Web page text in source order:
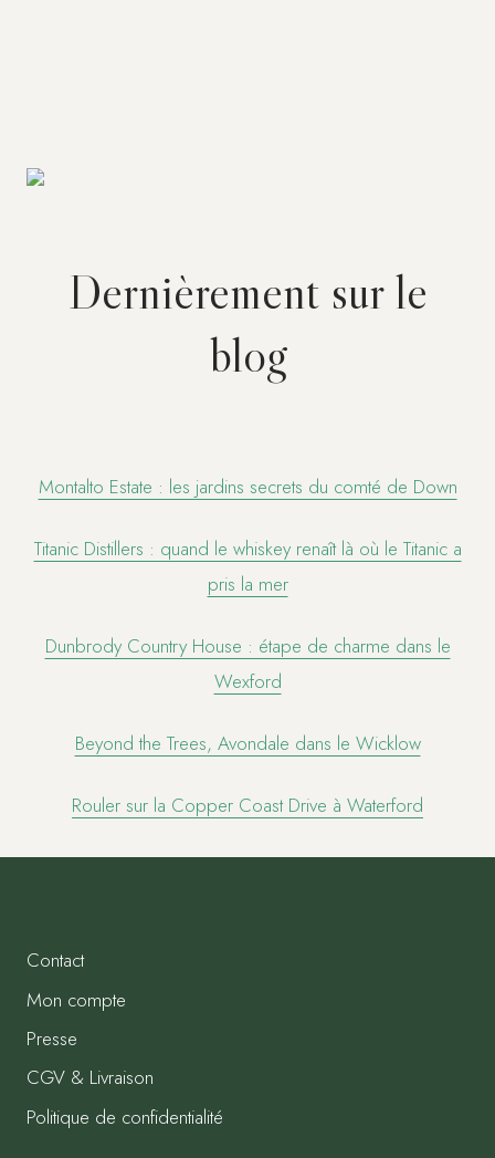
Dernièrement sur le
blog
Montalto Estate : les jardins secrets du comté de Down
Titanic Distillers : quand le whiskey renaît là où le Titanic a
pris la mer
Dunbrody Country House : étape de charme dans le
Wexford
Beyond the Trees, Avondale dans le Wicklow
Rouler sur la Copper Coast Drive à Waterford
Contact
Mon compte
Presse
CGV & Livraison
Politique de confidentialité